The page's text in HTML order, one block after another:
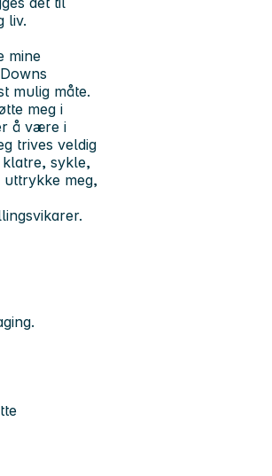
liv.
mine
mulig måte.
meg i
å være i
trives veldig
sykle,
meg,